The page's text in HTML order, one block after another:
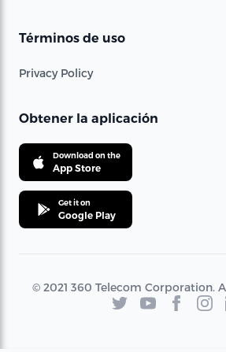
Términos de uso
Privacy Policy
Obtener la aplicación
Download on the
App Store
Get it on
Google Play
© 2021 360 Telecom Corporation.